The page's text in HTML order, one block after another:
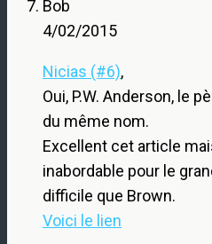
Bob
4/02/2015
Nicias (#6),
Oui, P.W. Anderson, le
du même nom.
Excellent cet article
inabordable pour le
difficile que Brown.
Voici le lien